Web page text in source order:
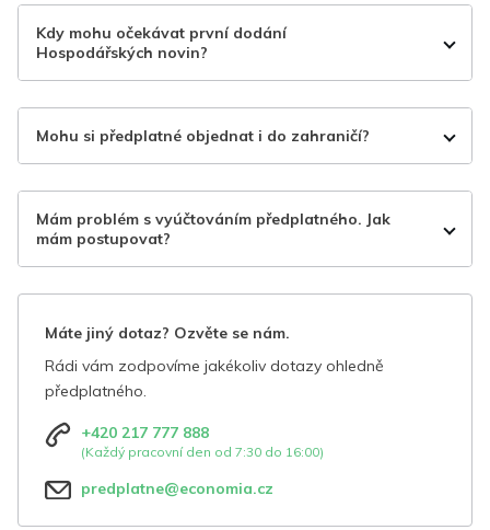
Kdy mohu očekávat první dodání
Hospodářských novin?
Mohu si předplatné objednat i do zahraničí?
Mám problém s vyúčtováním předplatného. Jak
mám postupovat?
Máte jiný dotaz? Ozvěte se nám.
Rádi vám zodpovíme jakékoliv dotazy ohledně
předplatného.
+420 217 777 888
(Každý pracovní den od 7:30 do 16:00)
predplatne@economia.cz